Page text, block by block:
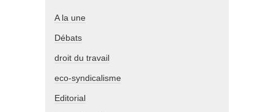
A la une
Débats
droit du travail
eco-syndicalisme
Editorial